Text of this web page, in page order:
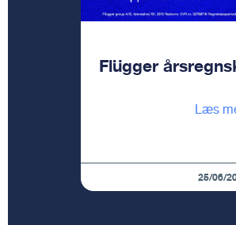
Flügger
Læs
25/06/